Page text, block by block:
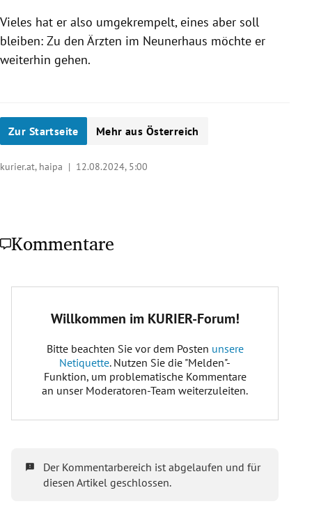
Vieles hat er also umgekrempelt, eines aber soll
bleiben: Zu den Ärzten im Neunerhaus möchte er
weiterhin gehen.
Zur Startseite Mehr aus Österreich
kurier.at, haipa | 12.08.2024, 5:00
Kommentare